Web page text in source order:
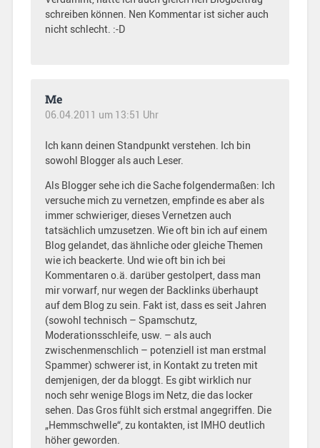
schreiben können. Nen Kommentar ist sicher auch
nicht schlecht. :-D
Me
06.04.2011 um 13:51 Uhr
Ich kann deinen Standpunkt verstehen. Ich bin
sowohl Blogger als auch Leser.
Als Blogger sehe ich die Sache folgendermaßen: Ich
versuche mich zu vernetzen, empfinde es aber als
immer schwieriger, dieses Vernetzen auch
tatsächlich umzusetzen. Wie oft bin ich auf einem
Blog gelandet, das ähnliche oder gleiche Themen
wie ich beackerte. Und wie oft bin ich bei
Kommentaren o.ä. darüber gestolpert, dass man
mir vorwarf, nur wegen der Backlinks überhaupt
auf dem Blog zu sein. Fakt ist, dass es seit Jahren
(sowohl technisch – Spamschutz,
Moderationsschleife, usw. – als auch
zwischenmenschlich – potenziell ist man erstmal
Spammer) schwerer ist, in Kontakt zu treten mit
demjenigen, der da bloggt. Es gibt wirklich nur
noch sehr wenige Blogs im Netz, die das locker
sehen. Das Gros fühlt sich erstmal angegriffen. Die
„Hemmschwelle“, zu kontakten, ist IMHO deutlich
höher geworden.